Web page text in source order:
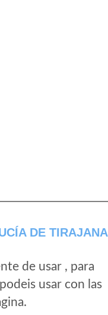
DE TIRAJANA
de usar , para
usar con las